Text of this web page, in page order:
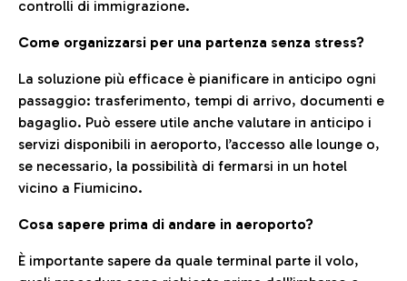
controlli di immigrazione.
Come organizzarsi per una partenza senza stress?
La soluzione più efficace è pianificare in anticipo ogni
passaggio: trasferimento, tempi di arrivo, documenti e
bagaglio. Può essere utile anche valutare in anticipo i
servizi disponibili in aeroporto, l’accesso alle lounge o,
se necessario, la possibilità di fermarsi in un hotel
vicino a Fiumicino.
Cosa sapere prima di andare in aeroporto?
È importante sapere da quale terminal parte il volo,